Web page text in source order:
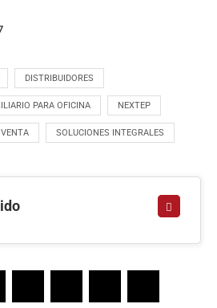
DISTRIBUIDORES
PARA OFICINA NEXTEP
SOLUCIONES INTEGRALES